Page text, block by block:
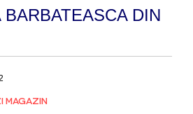
BARBATEASCA DIN
MAGAZIN